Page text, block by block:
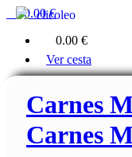
0.00 €
clicoleo
0.00 €
Ver cesta
Carnes
Carnes